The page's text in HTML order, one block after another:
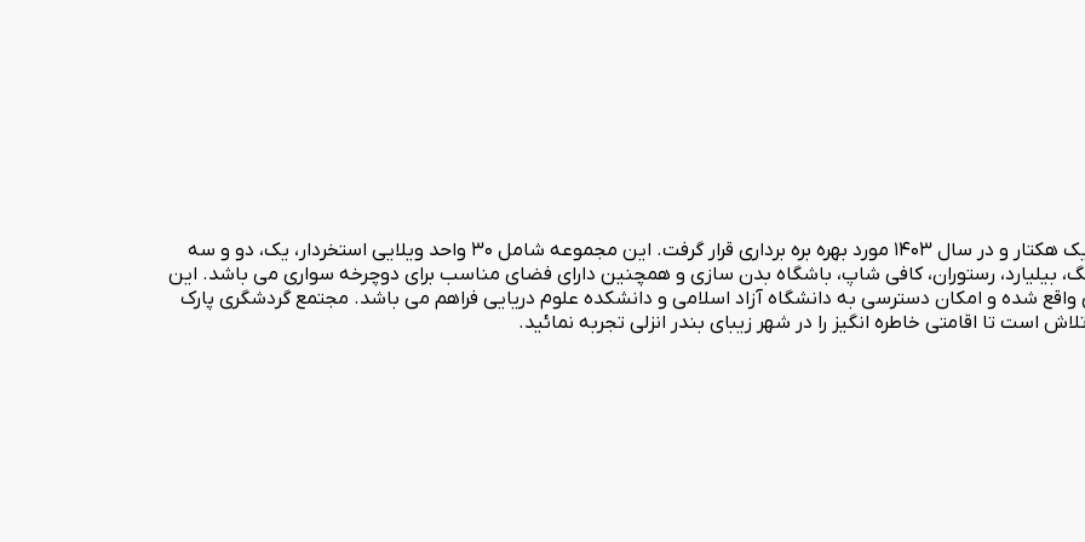
مجتمع گردشگری پارک پلاس بندر انزلی در فضایی به مساحت بالغ بر یک هکتار و در سال 1403 مورد بهره بره برداری قرار گرفت. این مجموعه شامل 30 واحد ویلایی استخردار، یک، دو و سه
بیلیارد، رستوران، کافی شاپ، باشگاه بدن سازی و همچنین دارای فضای مناسب برای دوچرخه سواری می باشد. این
شده و امکان دسترسی به دانشگاه آزاد اسلامی و دانشکده علوم دریایی فراهم می باشد. مجتمع گردشگری پارک
تا اقامتی خاطره انگیز را در شهر زیبای بندر انزلی تجربه نمائید.